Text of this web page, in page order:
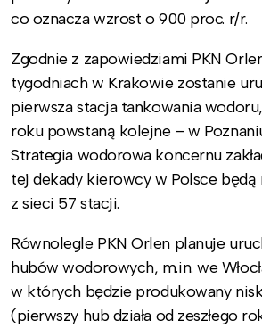
co oznacza wzrost o 900 proc. r/r.
Zgodnie z zapowiedziami PKN
tygodniach w Krakowie zostanie
pierwsza stacja tankowania
roku powstaną kolejne – w
Strategia wodorowa koncernu
tej dekady kierowcy w Polsce
z sieci 57 stacji.
Równolegle PKN Orlen planuje
hubów wodorowych, m.in. we
w których będzie produkowany
(pierwszy hub działa od zeszłego